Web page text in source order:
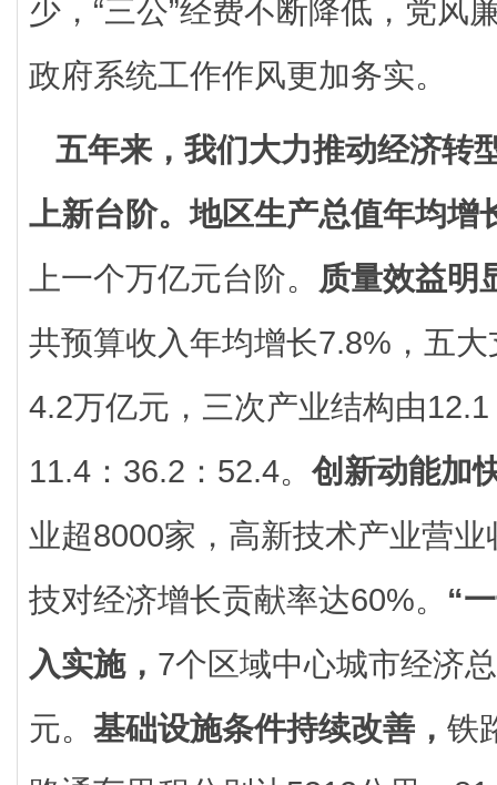
少，“三公”经费不断降低，党风
政府系统工作作风更加务实。
五年来，我们大力推动经济转
上新台阶。地区生产总值年均增
上一个万亿元台阶。 质量效益明
共预算收入年均增长7.8%，五
4.2万亿元，三次产业结构由
11.4：36.2：52.4。 创新动能加
业超8000家，高新技术产业营
技对经济增长贡献率达60%。 “
入实施， 7个区域中心城市经济
元。 基础设施条件持续改善， 铁